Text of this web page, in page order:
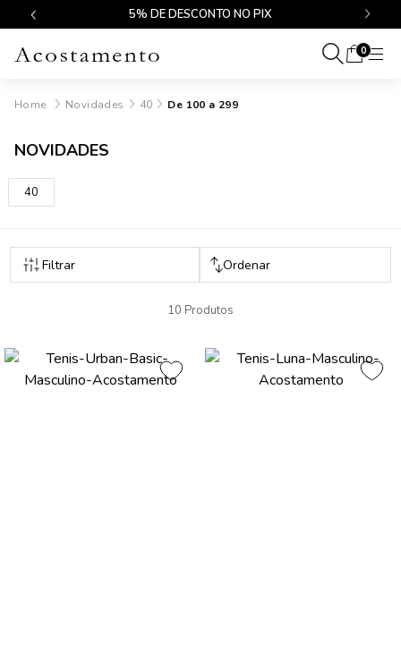
5% DE DESCONTO NO PIX
0
Novidades 40 De 100 a 299
NOVIDADES
40
10 Produtos